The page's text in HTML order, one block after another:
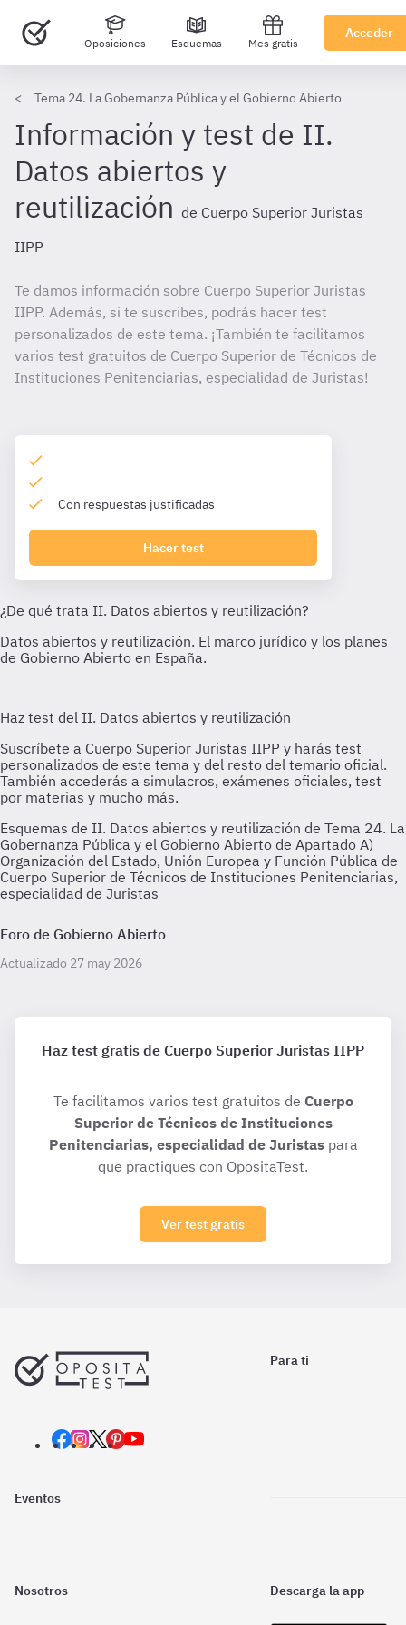
Oposiciones Esquemas Mes gratis
Acceder
Tema 24. La Gobernanza Pública y el Gobierno Abierto
Información y test de II.
Datos abiertos y
reutilización de Cuerpo Superior Juristas
IIPP
Te damos información sobre Cuerpo Superior Juristas
IIPP. Además, si te suscribes, podrás hacer test
personalizados de este tema. ¡También te facilitamos
varios test gratuitos de Cuerpo Superior de Técnicos de
Instituciones Penitenciarias, especialidad de Juristas!
Con respuestas justificadas
Hacer test
Esquemas de II. Datos abiertos y reutilización de Tema 24. La
Gobernanza Pública y el Gobierno Abierto de Apartado A)
Organización del Estado, Unión Europea y Función Pública de
Cuerpo Superior de Técnicos de Instituciones Penitenciarias,
especialidad de Juristas
Foro de Gobierno Abierto
Actualizado 27 may 2026
Haz test gratis de Cuerpo Superior Juristas IIPP
Te facilitamos varios test gratuitos de Cuerpo
Superior de Técnicos de Instituciones
Penitenciarias, especialidad de Juristaspara
que practiques con OpositaTest.
Ver test gratis
Para ti
Eventos
Nosotros Descarga la app